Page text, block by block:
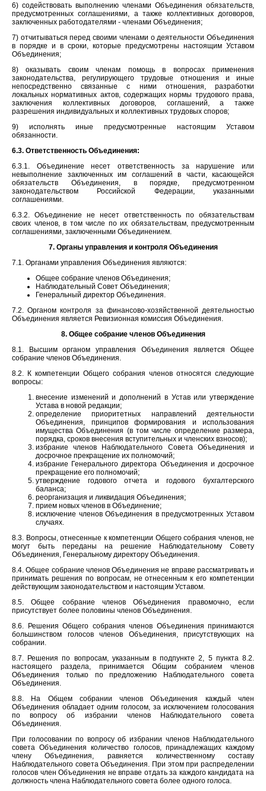
6) содействовать выполнению членами Объединения обязательств,
предусмотренных соглашениями, а также коллективных договоров,
заключенных работодателями - членами Объединения;
7) отчитываться перед своими членами о деятельности Объединения
в порядке и в сроки, которые предусмотрены настоящим Уставом
Объединения;
8) оказывать своим членам помощь в вопросах применения
законодательства, регулирующего трудовые отношения и иные
непосредственно связанные с ними отношения, разработки
локальных нормативных актов, содержащих нормы трудового права,
заключения коллективных договоров, соглашений, а также
разрешения индивидуальных и коллективных трудовых споров;
9) исполнять иные предусмотренные настоящим Уставом
обязанности.
6.3. Ответственность Объединения:
6.3.1. Объединение несет ответственность за нарушение или
невыполнение заключенных им соглашений в части, касающейся
обязательств Объединения, в порядке, предусмотренном
законодательством Российской Федерации, указанными
соглашениями.
6.3.2. Объединение не несет ответственность по обязательствам
своих членов, в том числе по их обязательствам, предусмотренным
соглашениями, заключенными Объединением.
7. Органы управления и контроля Объединения
7.1. Органами управления Объединения являются:
Общее собрание членов Объединения;
Наблюдательный Совет Объединения;
Генеральный директор Объединения.
7.2. Органом контроля за финансово-хозяйственной деятельностью
Объединения является Ревизионная комиссия Объединения.
8. Общее собрание членов Объединения
8.1. Высшим органом управления Объединения является Общее
собрание членов Объединения.
8.2. К компетенции Общего собрания членов относятся следующие
вопросы:
внесение изменений и дополнений в Устав или утверждение
Устава в новой редакции;
определение приоритетных направлений деятельности
Объединения, принципов формирования и использования
имущества Объединения (в том числе определение размера,
порядка, сроков внесения вступительных и членских взносов);
избрание членов Наблюдательного Совета Объединения и
досрочное прекращение их полномочий;
избрание Генерального директора Объединения и досрочное
прекращение его полномочий;
утверждение годового отчета и годового бухгалтерского
баланса;
реорганизация и ликвидация Объединения;
прием новых членов в Объединение;
исключение членов Объединения в предусмотренных Уставом
случаях.
8.3. Вопросы, отнесенные к компетенции Общего собрания членов, не
могут быть переданы на решение Наблюдательному Совету
Объединения, Генеральному директору Объединения.
8.4. Общее собрание членов Объединения не вправе рассматривать и
принимать решения по вопросам, не отнесенным к его компетенции
действующим законодательством и настоящим Уставом.
8.5. Общее собрание членов Объединения правомочно, если
присутствует более половины членов Объединения.
8.6. Решения Общего собрания членов Объединения принимаются
большинством голосов членов Объединения, присутствующих на
собрании.
8.7. Решения по вопросам, указанным в подпункте 2, 5 пункта 8.2.
настоящего раздела, принимается Общим собранием членов
Объединения только по предложению Наблюдательного совета
Объединения.
8.8. На Общем собрании членов Объединения каждый член
Объединения обладает одним голосом, за исключением голосования
по вопросу об избрании членов Наблюдательного совета
Объединения.
При голосовании по вопросу об избрании членов Наблюдательного
совета Объединения количество голосов, принадлежащих каждому
члену Объединения, равняется количественному составу
Наблюдательного совета Объединения. При этом при распределении
голосов член Объединения не вправе отдать за каждого кандидата на
должность члена Наблюдательного совета более одного голоса.